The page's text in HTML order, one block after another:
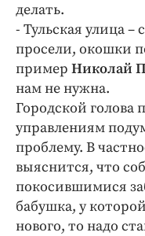
ПРОЕКТЫ
Блоги
Издания
Медиаперсона
Интересное
Клиника года
Бренд года
делать.
- Тульская улица
просели, окошки
пример Николай
нам не нужна.
Городской
управлениям
проблему. В
выяснится, что
покосившимися
бабушка, у
нового, то надо